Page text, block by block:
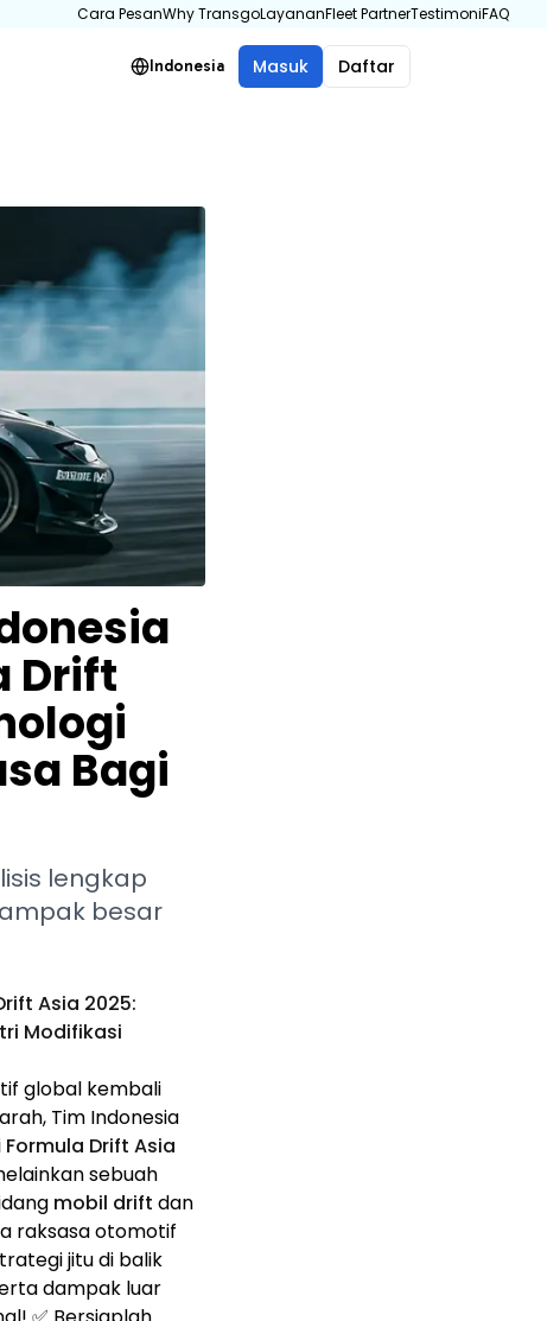
Cara PesanWhy TransgoLayananFleet PartnerTestimoniFAQ
Indonesia Masuk Daftar
Drift
Bagi
lengkap
besar
Asia 2025:
Modifikasi
global kembali
Tim Indonesia
Formula Drift Asia
sebuah
mobil drift dan
raksasa otomotif
jitu di balik
dampak luar